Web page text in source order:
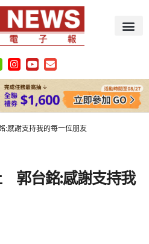
感謝支持我的每一位朋友
郭台銘:感謝支持我